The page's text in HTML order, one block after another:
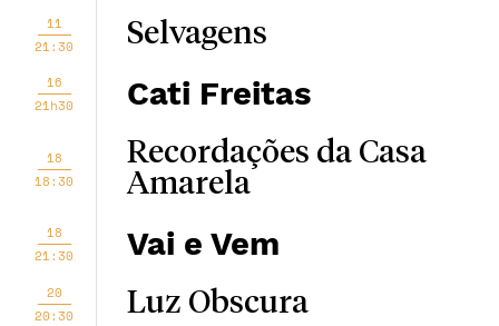
11
21:30
Selvagens
16
21h30
Cati Freitas
18
18:30
Recordações da Casa
Amarela
18
21:30
Vai e Vem
20
20:30
Luz Obscura